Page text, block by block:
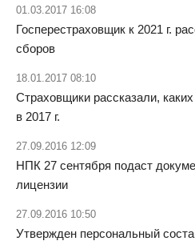
01.03.2017 16:08
Госперестраховщик к 2021 г.
сборов
18.01.2017 08:10
Страховщики рассказали,
в 2017 г.
27.09.2016 12:09
НПК 27 сентября подаст
лицензии
27.09.2016 10:50
Утвержден персональный